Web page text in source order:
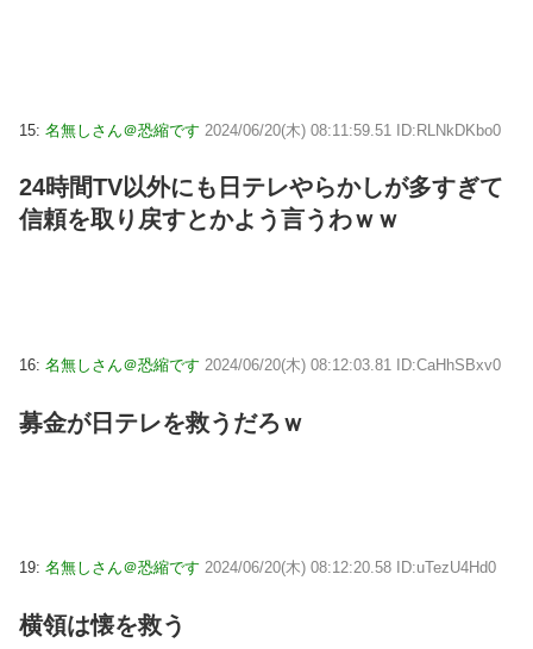
15: 名無しさん＠恐縮です 2024/06/20(木) 08:11:59.51 ID:RLNkDKbo0
24時間TV以外にも日テレやらかしが多すぎて
信頼を取り戻すとかよう言うわｗｗ
16: 名無しさん＠恐縮です 2024/06/20(木) 08:12:03.81 ID:CaHhSBxv0
募金が日テレを救うだろｗ
19: 名無しさん＠恐縮です 2024/06/20(木) 08:12:20.58 ID:uTezU4Hd0
横領は懐を救う